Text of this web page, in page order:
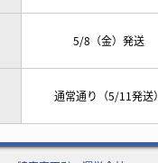
5/8（金）発送
通常通り（5/11発送）